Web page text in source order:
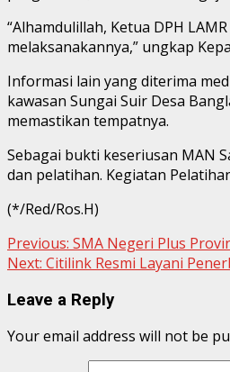
“Alhamdulillah, Ketua DPH
melaksanakannya,” ungkap
Informasi lain yang diterima
kawasan Sungai Suir Desa
memastikan tempatnya.
Sebagai bukti keseriusan MAN
dan pelatihan. Kegiatan
(*/Red/Ros.H)
Continue
Reading
Previous: SMA Negeri Plus
Next: Citilink Resmi Layani
Leave a Reply
Your email address will not be